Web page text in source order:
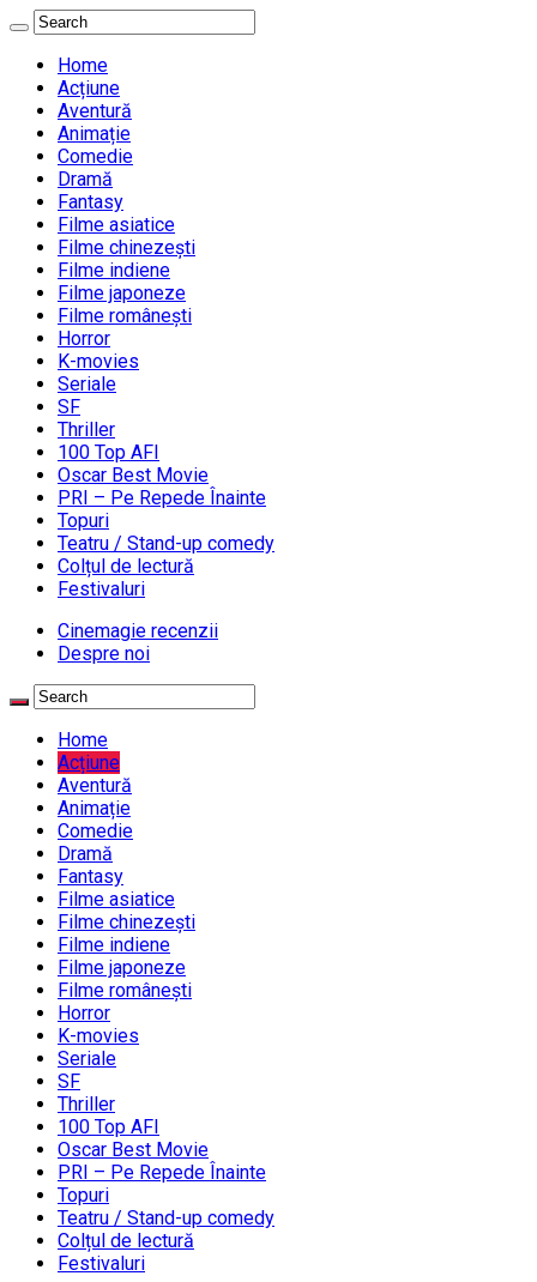
Home
Acțiune
Aventură
Animație
Comedie
Dramă
Fantasy
Filme asiatice
Filme chinezești
Filme indiene
Filme japoneze
Filme românești
Horror
K-movies
Seriale
SF
Thriller
100 Top AFI
Oscar Best Movie
PRI – Pe Repede Înainte
Topuri
Teatru / Stand-up comedy
Colțul de lectură
Festivaluri
Cinemagie recenzii
Despre noi
Home
Acțiune
Aventură
Animație
Comedie
Dramă
Fantasy
Filme asiatice
Filme chinezești
Filme indiene
Filme japoneze
Filme românești
Horror
K-movies
Seriale
SF
Thriller
100 Top AFI
Oscar Best Movie
PRI – Pe Repede Înainte
Topuri
Teatru / Stand-up comedy
Colțul de lectură
Festivaluri